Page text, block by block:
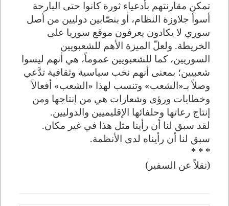
تمكن مقارنتهم بأدعياء ثورة كانوا حتى البارحة
أسوأ جلاوزة النظام، أو بنصّابين دوليين من أصل
سوري لا يكادون يعرفون موقع سوريا على
الخريطة. ولعلّ الميزة الأهم للشعبويين
السوريين، كما للشعبويين عموماً، هي أنهم ليسوا
شعبيين؛ بمعنى أنهم نخب سياسية وثقافية تدَّعي
وصلاً بـ«الشعب» وتنسب لهذا «الشعب» أفعالاً
وخطابات ورؤى وشعارات هي من إنتاجها ومن
إنتاج رعاتها وحلفائها الإقليميين والدوليين.
لقد سبق لنا أن رأينا مثل هذا في غير مكان.
سبق لنا أن رأيناه لدى الأنظمة.
* * *
(نقلاً عن السفير)